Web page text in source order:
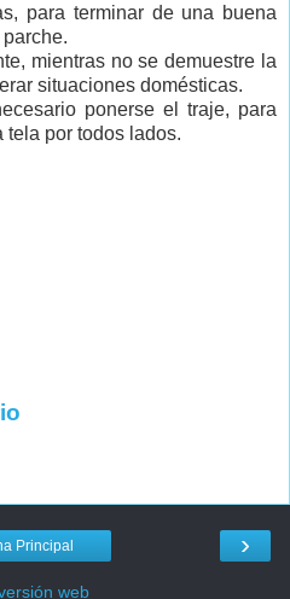
para terminar de una buena
mientras no se demuestre la
situaciones domésticas.
ponerse el traje, para
tela por todos lados.
›
Principal
web